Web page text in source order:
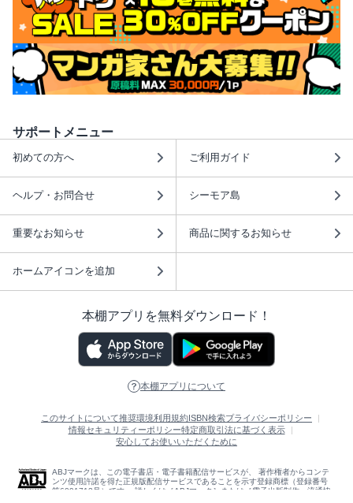
サポートメニュー
初めての方へ ご利用ガイド
ヘルプ・お問合せ シーモア島
重要なお知らせ 商品に関するお知らせ
ホームアイコンを追加
本棚アプリを無料ダウンロード！
本棚アプリについて
このサイトについて推奨環境利用規約ISBN検索プライバシーポリシー
情報セキュリティーポリシー特定商取引法に基づく表示
安心してお使いいただくために
ABJマークは、この電子書店・電子書籍配信サービスが、 著作権者からコンテ
ンツ使用許諾を得た正規版配信サービスであることを示す登録商標（登録番号
第6091713号）です。 詳しくは［ABJマーク］または［電子出版制作・流通協